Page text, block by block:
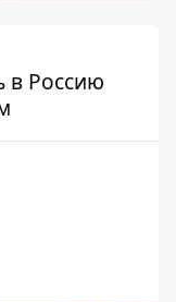
в Россию